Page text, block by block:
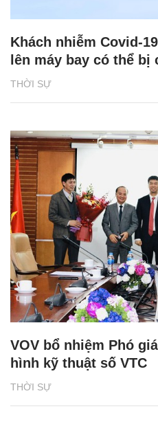
THỜI SỰ
Khách nhiễm Covid-
lên máy bay có thể bị
THỜI SỰ
VOV bổ nhiệm Phó
hình kỹ thuật số VTC